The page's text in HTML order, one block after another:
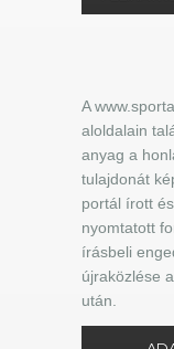
A
aloldalain
anyag a
tulajdonát
portál írott
nyomtatott
írásbeli
újraközlése
után.